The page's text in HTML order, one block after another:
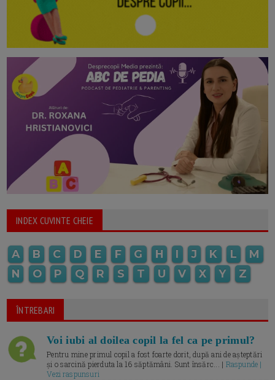
INDEX CUVINTE CHEIE
A B C D E F G H I J K L
M
N
O P Q R S T U V X Y Z
ÎNTREBARI
Voi iubi al doilea copil la fel ca pe primul?
Pentru mine primul copil a fost foarte dorit, după ani de așteptări
și o sarcină pierduta la 16 săptămâni. Sunt însărc... | Raspunde |
Vezi raspunsuri